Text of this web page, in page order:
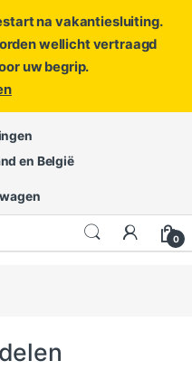
na vakantiesluiting.
wellicht vertraagd
uw begrip.
een ticket
en België
0